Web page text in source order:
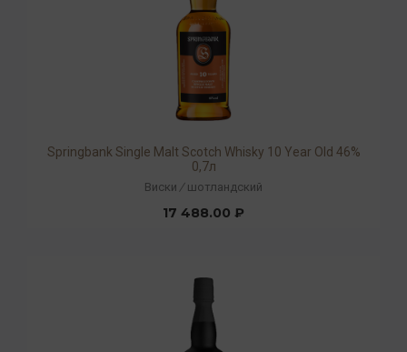
Springbank Single Malt Scotch Whisky 10 Year Old 46%
0,7л
Виски / шотландский
17 488.00 ₽